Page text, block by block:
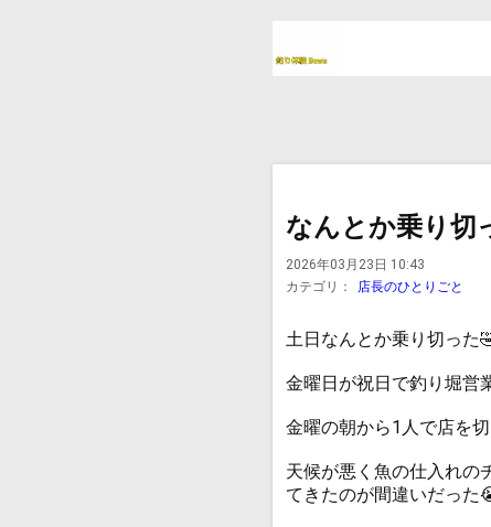
なんとか乗り切
2026年03月23日 10:43
カテゴリ：
店長のひとりごと
土日なんとか乗り切った
金曜日が祝日で釣り堀営
金曜の朝から1人で店を
天候が悪く魚の仕入れの
てきたのが間違いだった